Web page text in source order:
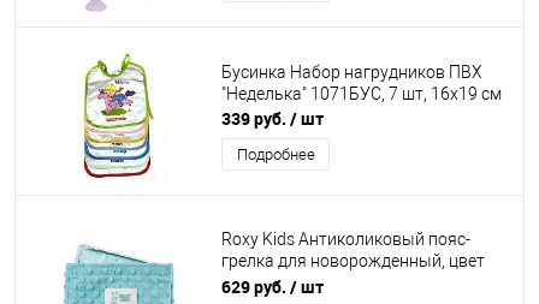
Бусинка Набор нагрудников ПВХ
"Неделька" 1071БУС, 7 шт, 16х19 см
339 руб. / шт
Подробнее
Roxy Kids Антиколиковый пояс-
грелка для новорожденный, цвет
мятный
629 руб. / шт